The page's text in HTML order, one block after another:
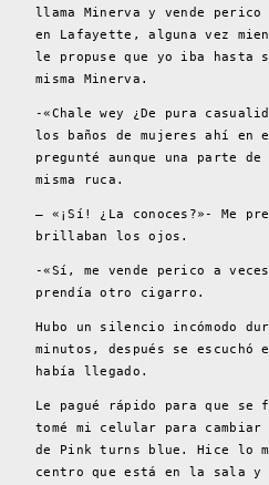
llama Minerva y vende
en Lafayette, alguna vez
le propuse que yo iba hasta
misma Minerva.
-«Chale wey ¿De pura
los baños de mujeres ahí en
pregunté aunque una parte
misma ruca.
– «¡Sí! ¿La conoces?»- Me
brillaban los ojos.
-«Sí, me vende perico a
prendía otro cigarro.
Hubo un silencio incómodo
minutos, después se
había llegado.
Le pagué rápido para que
tomé mi celular para cambiar
de Pink turns blue. Hice lo
centro que está en la sala